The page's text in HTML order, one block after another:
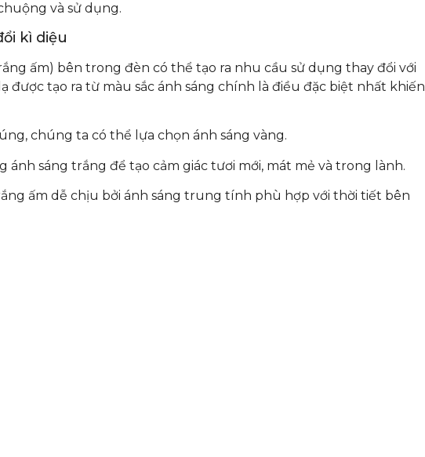
và sử dụng.
kì diệu
ấm) bên trong đèn có thể tạo ra nhu cầu sử dụng thay đổi với
được tạo ra từ màu sắc ánh sáng chính là điều đặc biệt nhất khiến
chúng ta có thể lựa chọn ánh sáng vàng.
ánh sáng trắng để tạo cảm giác tươi mới, mát mẻ và trong lành.
ấm dễ chịu bởi ánh sáng trung tính phù hợp với thời tiết bên